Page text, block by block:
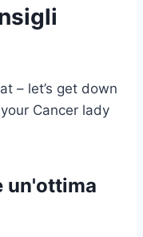
– let’s get down
Cancer lady
un'ottima